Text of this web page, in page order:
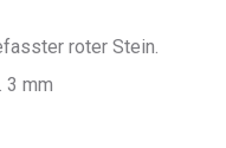
roter Stein.
3 mm